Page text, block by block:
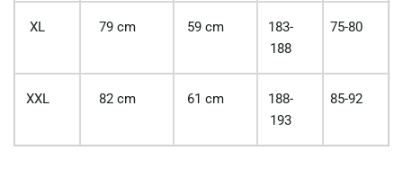
XL 79 cm 59 cm
183-
188
75-80
XXL 82 cm 61 cm
188-
193
85-92